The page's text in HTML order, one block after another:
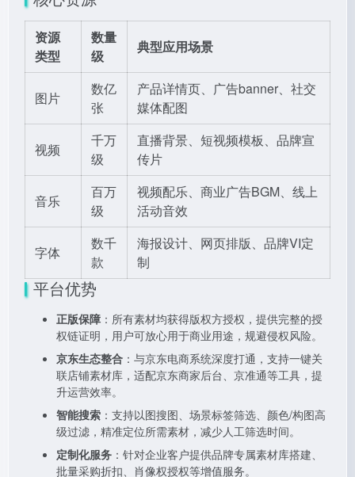
资源
类型
数量
级
典型应用场景
图片
数亿
张
产品详情页、广告banner、社交
媒体配图
视频
千万
级
直播背景、短视频模板、品牌宣
传片
音乐
百万
级
视频配乐、商业广告BGM、线上
活动音效
字体
数千
款
海报设计、网页排版、品牌VI定
制
平台优势
正版保障 ：所有素材均获得版权方授权，提供完整的授
权链证明，用户可放心用于商业用途，规避侵权风险。
京东生态整合 ：与京东电商系统深度打通，支持一键关
联店铺素材库，适配京东商家后台、京准通等工具，提
升运营效率。
智能搜索 ：支持以图搜图、场景标签筛选、颜色/构图高
级过滤，精准定位所需素材，减少人工筛选时间。
定制化服务 ：针对企业客户提供品牌专属素材库搭建、
批量采购折扣、肖像权授权等增值服务。